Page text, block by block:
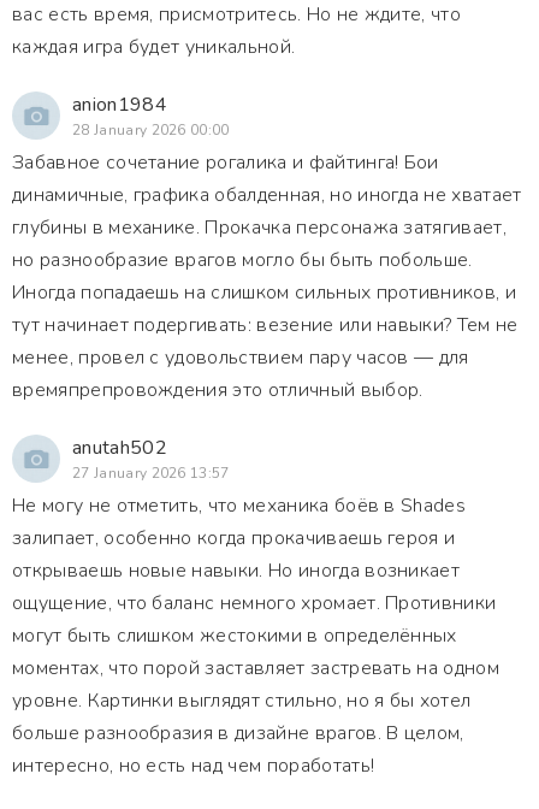
вас есть время, присмотритесь. Но не ждите, что
каждая игра будет уникальной.
anion1984
28 January 2026 00:00
Забавное сочетание рогалика и файтинга! Бои
динамичные, графика обалденная, но иногда не хватает
глубины в механике. Прокачка персонажа затягивает,
но разнообразие врагов могло бы быть побольше.
Иногда попадаешь на слишком сильных противников, и
тут начинает подергивать: везение или навыки? Тем не
менее, провел с удовольствием пару часов — для
времяпрепровождения это отличный выбор.
anutah502
27 January 2026 13:57
Не могу не отметить, что механика боёв в Shades
залипает, особенно когда прокачиваешь героя и
открываешь новые навыки. Но иногда возникает
ощущение, что баланс немного хромает. Противники
могут быть слишком жестокими в определённых
моментах, что порой заставляет застревать на одном
уровне. Картинки выглядят стильно, но я бы хотел
больше разнообразия в дизайне врагов. В целом,
интересно, но есть над чем поработать!